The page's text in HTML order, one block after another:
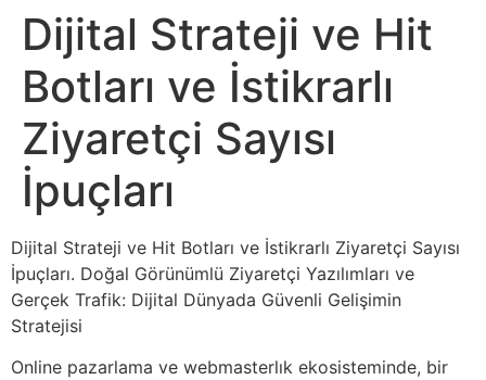
Dijital Strateji ve Hit
Botları ve İstikrarlı
Ziyaretçi Sayısı
İpuçları
Dijital Strateji ve Hit Botları ve İstikrarlı Ziyaretçi Sayısı
İpuçları. Doğal Görünümlü Ziyaretçi Yazılımları ve
Gerçek Trafik: Dijital Dünyada Güvenli Gelişimin
Stratejisi
Online pazarlama ve webmasterlık ekosisteminde, bir